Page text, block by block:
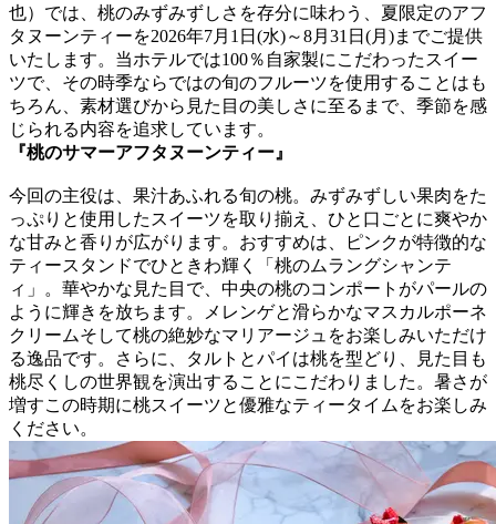
也）では、桃のみずみずしさを存分に味わう、夏限定のアフ
タヌーンティーを2026年7月1日(水)～8月31日(月)までご提供
いたします。当ホテルでは100％自家製にこだわったスイー
ツで、その時季ならではの旬のフルーツを使用することはも
ちろん、素材選びから見た目の美しさに至るまで、季節を感
じられる内容を追求しています。
『桃のサマーアフタヌーンティー』
今回の主役は、果汁あふれる旬の桃。みずみずしい果肉をた
っぷりと使用したスイーツを取り揃え、ひと口ごとに爽やか
な甘みと香りが広がります。おすすめは、ピンクが特徴的な
ティースタンドでひときわ輝く「桃のムラングシャンテ
ィ」。華やかな見た目で、中央の桃のコンポートがパールの
ように輝きを放ちます。メレンゲと滑らかなマスカルポーネ
クリームそして桃の絶妙なマリアージュをお楽しみいただけ
る逸品です。さらに、タルトとパイは桃を型どり、見た目も
桃尽くしの世界観を演出することにこだわりました。暑さが
増すこの時期に桃スイーツと優雅なティータイムをお楽しみ
ください。